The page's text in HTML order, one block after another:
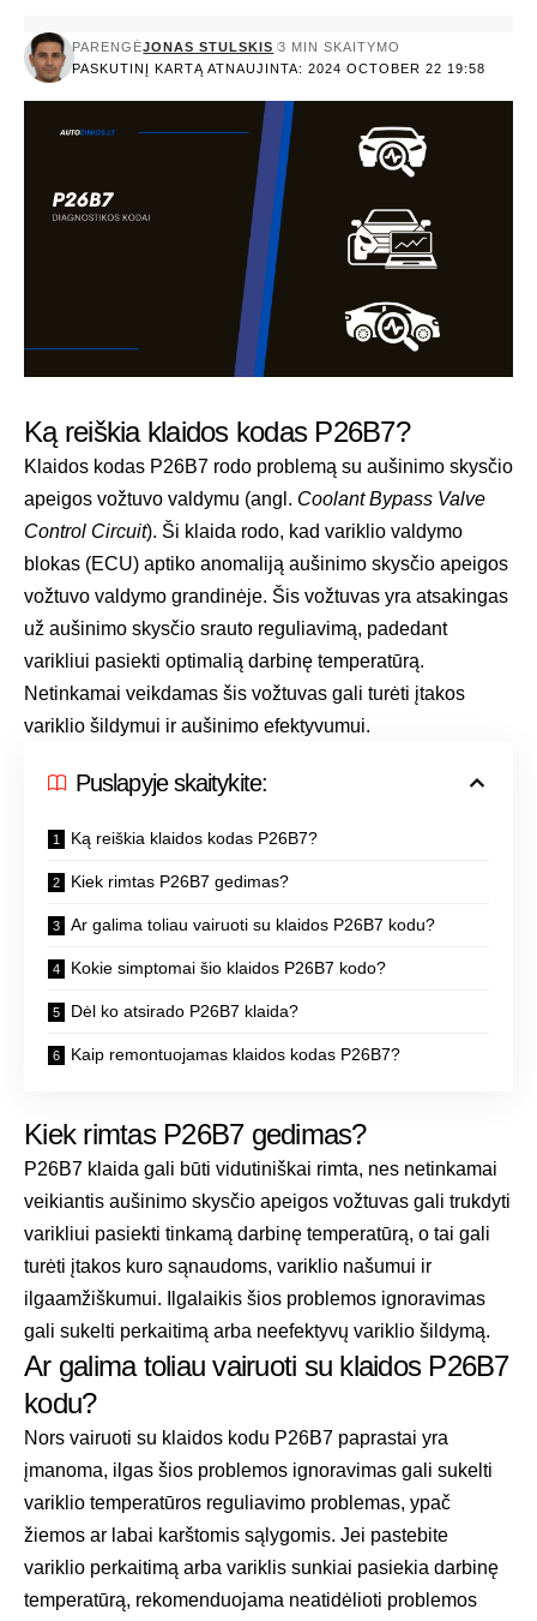
PASKUTINĮ KARTĄ ATNAUJINTA: 2024 OCTOBER 22 19:58
PARENGĖJONAS STULSKIS 3 MIN SKAITYMO
Ką reiškia klaidos kodas P26B7?
Klaidos kodas P26B7 rodo problemą su aušinimo skysčio
apeigos vožtuvo valdymu (angl. Coolant Bypass Valve
Control Circuit). Ši klaida rodo, kad variklio valdymo
blokas (ECU) aptiko anomaliją aušinimo skysčio apeigos
vožtuvo valdymo grandinėje. Šis vožtuvas yra atsakingas
už aušinimo skysčio srauto reguliavimą, padedant
varikliui pasiekti optimalią darbinę temperatūrą.
Netinkamai veikdamas šis vožtuvas gali turėti įtakos
variklio šildymui ir aušinimo efektyvumui.
Puslapyje skaitykite:
Ką reiškia klaidos kodas P26B7?
Kiek rimtas P26B7 gedimas?
Ar galima toliau vairuoti su klaidos P26B7 kodu?
Kokie simptomai šio klaidos P26B7 kodo?
Dėl ko atsirado P26B7 klaida?
Kaip remontuojamas klaidos kodas P26B7?
Kiek rimtas P26B7 gedimas?
P26B7 klaida gali būti vidutiniškai rimta, nes netinkamai
veikiantis aušinimo skysčio apeigos vožtuvas gali trukdyti
varikliui pasiekti tinkamą darbinę temperatūrą, o tai gali
turėti įtakos kuro sąnaudoms, variklio našumui ir
ilgaamžiškumui. Ilgalaikis šios problemos ignoravimas
gali sukelti perkaitimą arba neefektyvų variklio šildymą.
Ar galima toliau vairuoti su klaidos P26B7
kodu?
Nors vairuoti su klaidos kodu P26B7 paprastai yra
įmanoma, ilgas šios problemos ignoravimas gali sukelti
variklio temperatūros reguliavimo problemas, ypač
žiemos ar labai karštomis sąlygomis. Jei pastebite
variklio perkaitimą arba variklis sunkiai pasiekia darbinę
temperatūrą, rekomenduojama neatidėlioti problemos